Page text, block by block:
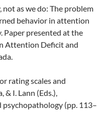
not as we do: The problem
behavior in attention
presented at the
Attention Deficit and
rating scales and
& I. Lann (Eds.),
psychopathology (pp. 113–